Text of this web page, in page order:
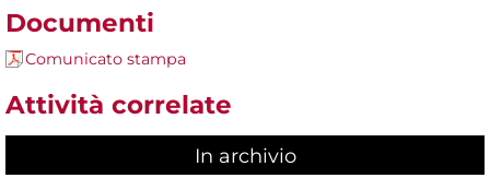
Documenti
Comunicato stampa
Attività correlate
In archivio